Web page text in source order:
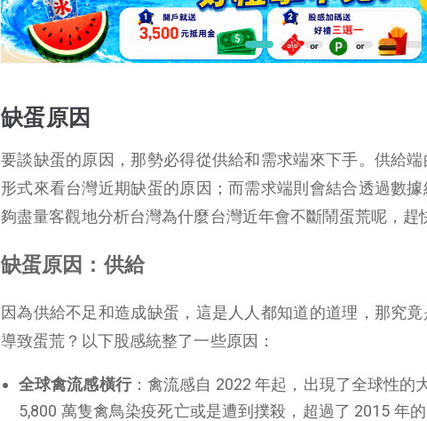
缺蛋原因
要談缺蛋的原因，那勢必得從供給和需求端來下手。供給
形式來看台灣近期缺蛋的原因；而需求端則會結合透過數
夠盡量客觀地分析台灣為什麼台灣近年會不斷鬧蛋荒呢，趕
缺蛋原因：供給
因為供給不足和造成缺蛋，這是人人都知道的道理，那究
導致蛋荒？以下股感統整了一些原因：
全球禽流感橫行：禽流感自 2022 年起，出現了全球性的
5,800 萬隻禽鳥染疫死亡或是遭到撲殺，超過了 2015 年